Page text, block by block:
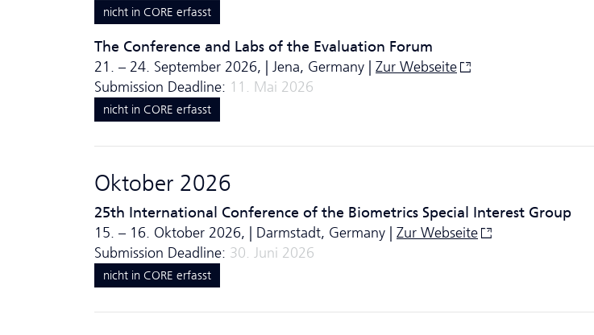
nicht in CORE erfasst
The Conference and Labs of the Evaluation Forum
21. – 24. September 2026, | Jena, Germany | Zur Webseite
Submission Deadline: 11. Mai 2026
nicht in CORE erfasst
Oktober 2026
25th International Conference of the Biometrics Special Interest Group
15. – 16. Oktober 2026, | Darmstadt, Germany | Zur Webseite
Submission Deadline: 30. Juni 2026
nicht in CORE erfasst